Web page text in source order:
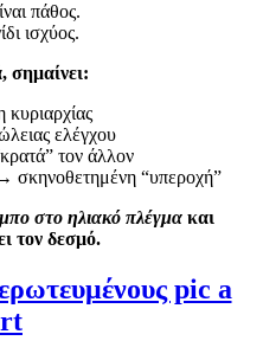
πάθος.
ισχύος.
σημαίνει:
κυριαρχίας
ελέγχου
τον άλλον
σκηνοθετημένη “υπεροχή”
στο ηλιακό πλέγμακαι
τον δεσμό.